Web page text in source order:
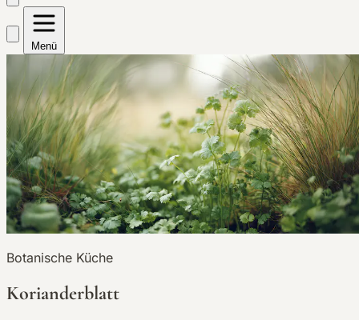
Menü
Botanische Küche
Korianderblatt